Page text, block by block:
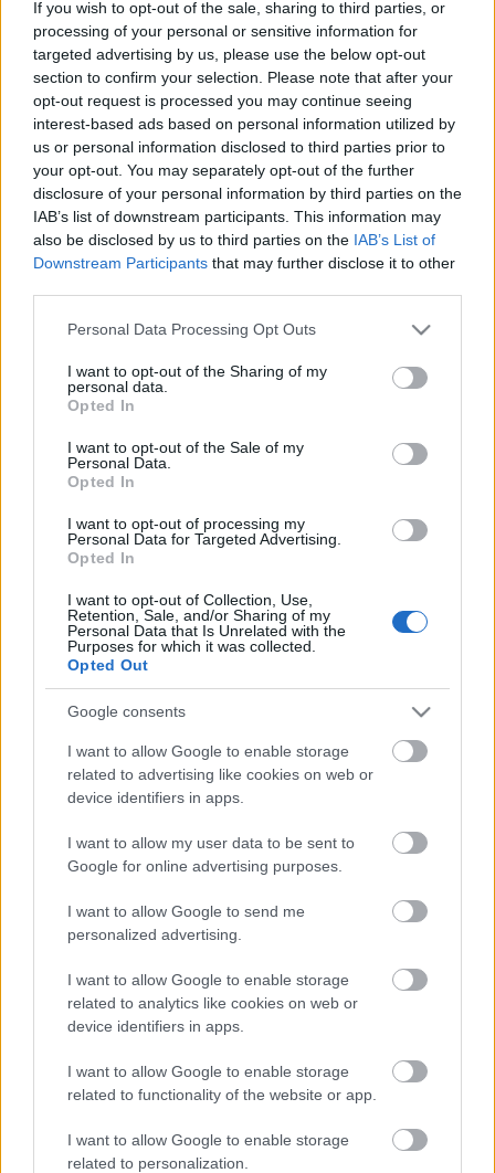
If you wish to opt-out of the sale, sharing to third parties, or
processing of your personal or sensitive information for
targeted advertising by us, please use the below opt-out
section to confirm your selection. Please note that after your
opt-out request is processed you may continue seeing
interest-based ads based on personal information utilized by
us or personal information disclosed to third parties prior to
your opt-out. You may separately opt-out of the further
disclosure of your personal information by third parties on the
IAB’s list of downstream participants. This information may
also be disclosed by us to third parties on the IAB’s List of
Downstream Participants that may further disclose it to other
Please note that this website/app uses one or more Google
not limited to your visit or usage behaviour. You may click to
grant or deny consent to Google and its third-party tags to
use your data for below specified purposes in below Google
consent section.
Personal Data Processing Opt Outs
I want to opt-out of the Sharing of my
personal data.
Opted In
I want to opt-out of the Sale of my
Personal Data.
Opted In
I want to opt-out of processing my
Personal Data for Targeted Advertising.
Opted In
I want to opt-out of Collection, Use,
Retention, Sale, and/or Sharing of my
Personal Data that Is Unrelated with the
Purposes for which it was collected.
Opted Out
Google consents
I want to allow Google to enable storage
related to advertising like cookies on web or
device identifiers in apps.
I want to allow my user data to be sent to
Google for online advertising purposes.
I want to allow Google to send me
personalized advertising.
I want to allow Google to enable storage
related to analytics like cookies on web or
device identifiers in apps.
I want to allow Google to enable storage
related to functionality of the website or app.
I want to allow Google to enable storage
related to personalization.
Tanulságos! Bármit is jelentsen ez.
Ajánlott bejegyzések:
Osvárt Andreával és szakmai
beszélgetésekkel jön a megújult
Filmpiknik
#200 - A leleplezés napja, Harmadik
típusú találkozások, Különvélemény
Nézz szovjet termelési filmeket az
Urániában!